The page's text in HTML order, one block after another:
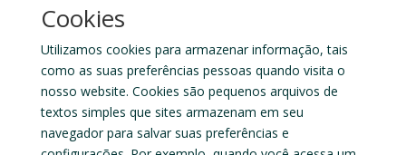
Cookies
Utilizamos cookies para armazenar informação, tais
como as suas preferências pessoas quando visita o
nosso website. Cookies são pequenos arquivos de
textos simples que sites armazenam em seu
navegador para salvar suas preferências e